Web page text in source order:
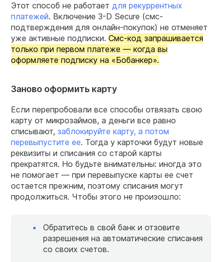
Этот способ не работает для рекуррентных
платежей. Включение 3-D Secure (смс-
подтверждения для онлайн-покупок) не отменяет
уже активные подписки. Смс-код запрашивается
только при первом платеже — когда вы
оформляете подписку на «Бобанкер».
Заново оформить карту
Если перепробовали все способы отвязать свою
карту от микрозаймов, а деньги все равно
списывают, заблокируйте карту, а потом
перевыпустите ее. Тогда у карточки будут новые
реквизиты и списания со старой карты
прекратятся. Но будьте внимательны: иногда это
не помогает — при перевыпуске карты ее счет
остается прежним, поэтому списания могут
продолжиться. Чтобы этого не произошло:
Обратитесь в свой банк и отзовите
разрешения на автоматические списания
со своих счетов.